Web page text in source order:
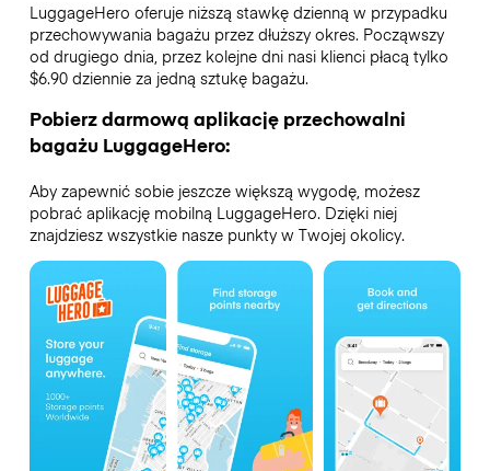
LuggageHero oferuje niższą stawkę dzienną w przypadku
przechowywania bagażu przez dłuższy okres. Począwszy
od drugiego dnia, przez kolejne dni nasi klienci płacą tylko
$6.90 dziennie za jedną sztukę bagażu.
Pobierz darmową aplikację przechowalni
bagażu LuggageHero:
Aby zapewnić sobie jeszcze większą wygodę, możesz
pobrać aplikację mobilną LuggageHero. Dzięki niej
znajdziesz wszystkie nasze punkty w Twojej okolicy.